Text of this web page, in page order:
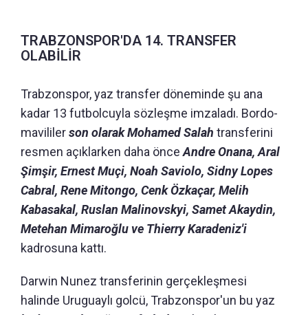
TRABZONSPOR'DA 14. TRANSFER
OLABİLİR
Trabzonspor, yaz transfer döneminde şu ana
kadar 13 futbolcuyla sözleşme imzaladı. Bordo-
mavililerson olarak Mohamed Salah transferini
resmen açıklarken daha önceAndre Onana, Aral
Şimşir, Ernest Muçi, Noah Saviolo, Sidny Lopes
Cabral, Rene Mitongo, Cenk Özkaçar, Melih
Kabasakal, Ruslan Malinovskyi, Samet Akaydin,
Metehan Mimaroğlu ve Thierry Karadeniz'i
kadrosuna kattı.
Darwin Nunez transferinin gerçekleşmesi
halinde Uruguaylı golcü, Trabzonspor'un bu yaz